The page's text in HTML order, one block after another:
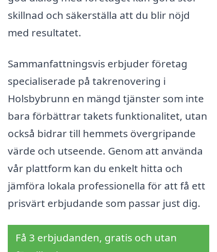
skillnad och säkerställa att du blir nöjd
med resultatet.
Sammanfattningsvis erbjuder företag
specialiserade på takrenovering i
Holsbybrunn en mängd tjänster som inte
bara förbättrar takets funktionalitet, utan
också bidrar till hemmets övergripande
värde och utseende. Genom att använda
vår plattform kan du enkelt hitta och
jämföra lokala professionella för att få ett
prisvärt erbjudande som passar just dig.
Få 3 erbjudanden, gratis och utan